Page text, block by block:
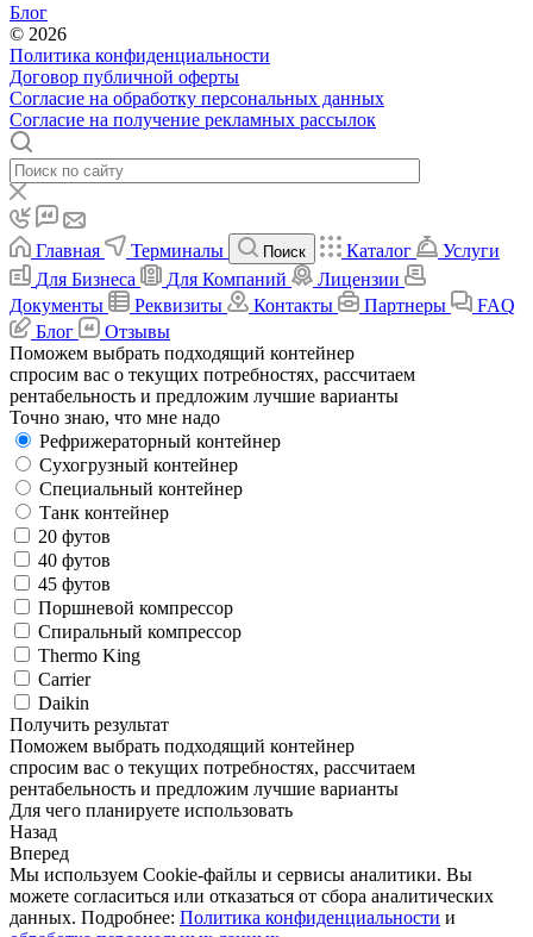
Блог
© 2026
Политика конфиденциальности
Договор публичной оферты
Согласие на обработку персональных данных
Согласие на получение рекламных рассылок
Главная Терминалы Поиск Каталог
Услуги
Для Бизнеса
Для Компаний
Лицензии
Документы
Реквизиты Контакты Партнеры
FAQ
Блог
Отзывы
Поможем выбрать подходящий контейнер
спросим вас о текущих потребностях, рассчитаем
рентабельность и предложим лучшие варианты
Точно знаю, что мне надо
Рефрижераторный контейнер
Сухогрузный контейнер
Специальный контейнер
Танк контейнер
20 футов
40 футов
45 футов
Поршневой компрессор
Спиральный компрессор
Thermo King
Carrier
Daikin
Получить результат
Поможем выбрать подходящий контейнер
спросим вас о текущих потребностях, рассчитаем
рентабельность и предложим лучшие варианты
Для чего планируете использовать
Назад
Вперед
Мы используем Cookie-файлы и сервисы аналитики. Вы
можете согласиться или отказаться от сбора аналитических
данных. Подробнее: Политика конфиденциальности и